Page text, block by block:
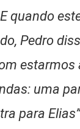
quando
Pedro
uma
para